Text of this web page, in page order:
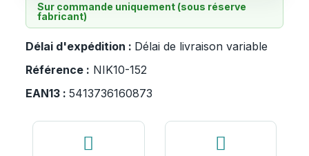
Sur commande uniquement (sous réserve
fabricant)
Délai d'expédition : Délai de livraison variable
Référence : NIK10-152
EAN13 : 5413736160873